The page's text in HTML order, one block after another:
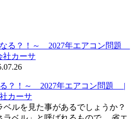
る？！～ 2027年エアコン問題 |
カーサ
ルを見た事があるでしょうか？